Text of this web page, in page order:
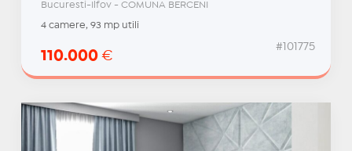
Bucuresti-Ilfov - COMUNA BERCENI
4 camere, 93 mp utili
110.000 €
#101775